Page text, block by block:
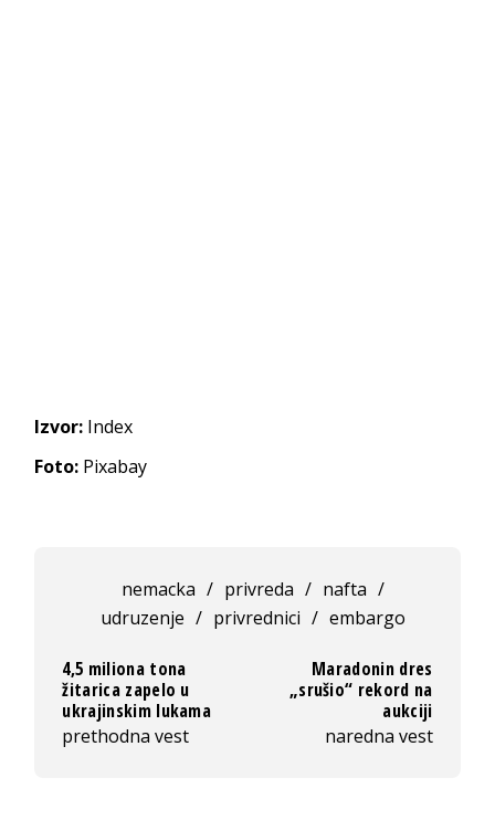
Izvor: Index
Foto: Pixabay
nemacka / privreda / nafta /
udruzenje / privrednici / embargo
4,5 miliona tona
žitarica zapelo u
ukrajinskim lukama
prethodna vest
Maradonin dres
„srušio“ rekord na
aukciji
naredna vest